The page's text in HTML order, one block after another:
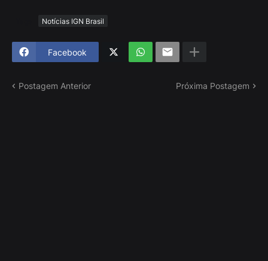
Notícias IGN Brasil
Facebook
Postagem Anterior Próxima Postagem